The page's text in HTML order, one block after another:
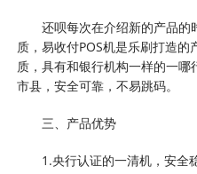
还呗每次在介绍新的产品的
质，易收付POS机是乐刷打造
质，具有和银行机构一样的一
市县，安全可靠，不易跳码。
三、产品优势
1.央行认证的一清机，安全